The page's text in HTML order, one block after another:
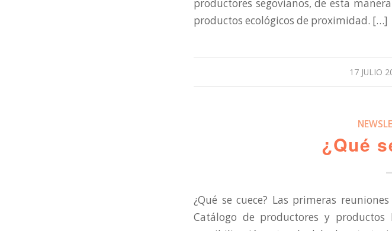
productores segovianos, de esta
productos ecológicos de proximidad. […]
17 JULIO
¿Qué
¿Qué se cuece? Las primeras
Catálogo de productores y